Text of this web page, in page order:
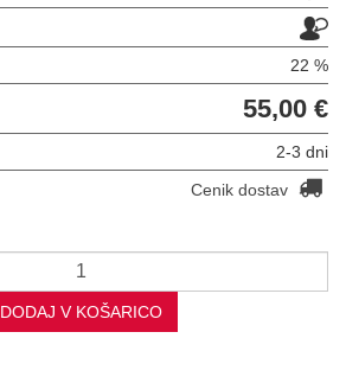
22 %
55,00 €
2-3 dni
Cenik dostav
DODAJ V KOŠARICO